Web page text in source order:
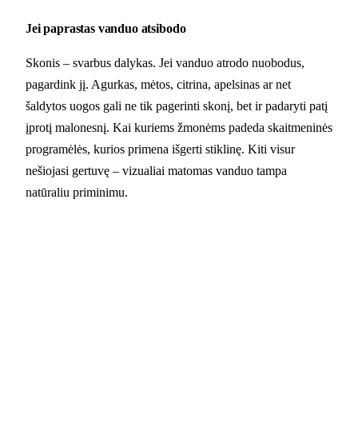
Jei paprastas vanduo atsibodo
Skonis – svarbus dalykas. Jei vanduo atrodo nuobodus,
pagardink jį. Agurkas, mėtos, citrina, apelsinas ar net
šaldytos uogos gali ne tik pagerinti skonį, bet ir padaryti patį
įprotį malonesnį. Kai kuriems žmonėms padeda skaitmeninės
programėlės, kurios primena išgerti stiklinę. Kiti visur
nešiojasi gertuvę – vizualiai matomas vanduo tampa
natūraliu priminimu.